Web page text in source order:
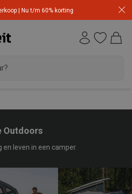
| Nu t/m 60% korting
Outdoors
leven in een camper.